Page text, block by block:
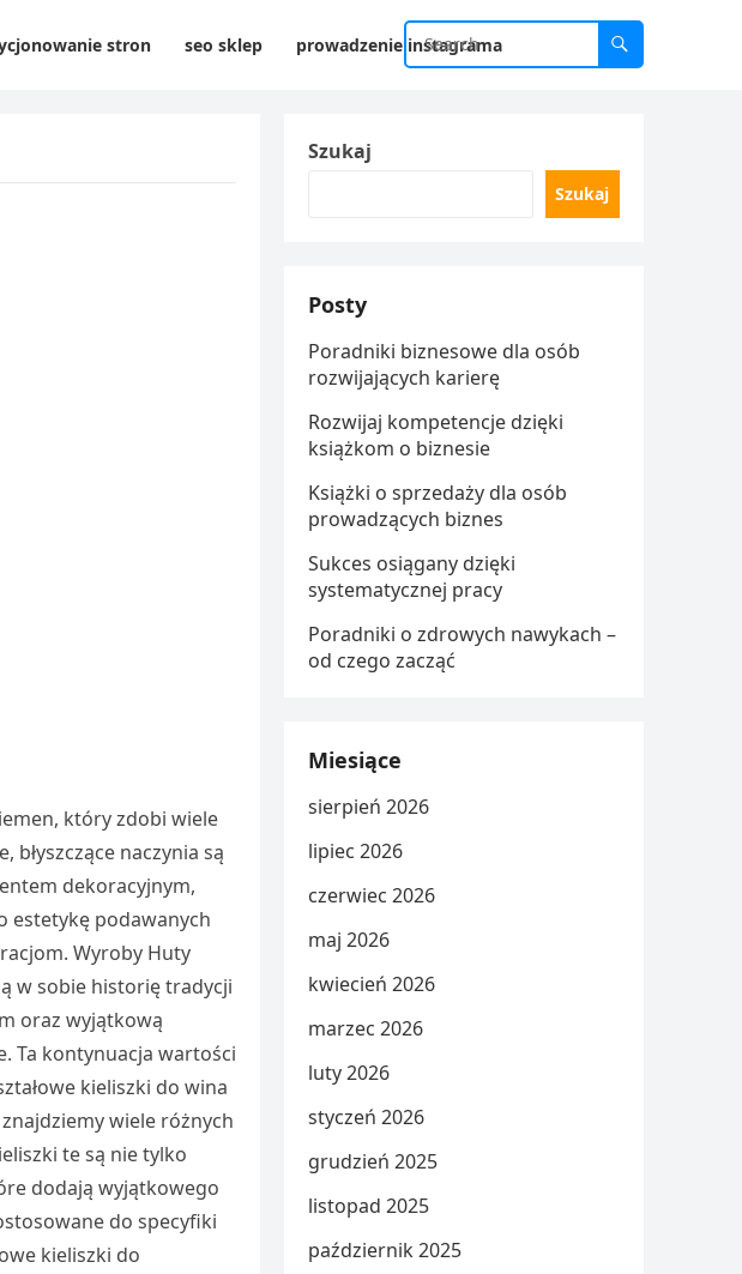
stron seo sklep prowadzenie instagrama
który zdobi wiele
błyszczące naczynia są
dekoracyjnym,
estetykę podawanych
Wyroby Huty
w sobie historię tradycji
oraz wyjątkową
Ta kontynuacja wartości
kieliszki do wina
wiele różnych
te są nie tylko
dodają wyjątkowego
do specyfiki
kieliszki do
Szukaj
Szukaj
Posty
Poradniki biznesowe dla osób
rozwijających karierę
Rozwijaj kompetencje dzięki
książkom o biznesie
Książki o sprzedaży dla osób
prowadzących biznes
Sukces osiągany dzięki
systematycznej pracy
Poradniki o zdrowych nawykach –
od czego zacząć
Miesiące
sierpień 2026
lipiec 2026
czerwiec 2026
maj 2026
kwiecień 2026
marzec 2026
luty 2026
styczeń 2026
grudzień 2025
listopad 2025
październik 2025